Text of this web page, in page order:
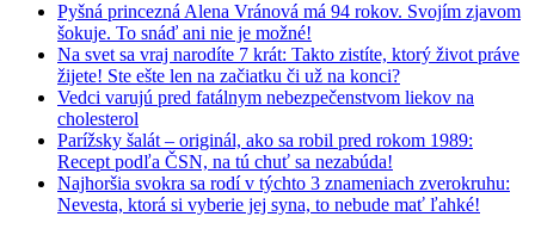
Pyšná princezná Alena Vránová má 94 rokov. Svojím zjavom
šokuje. To snáď ani nie je možné!
Na svet sa vraj narodíte 7 krát: Takto zistíte, ktorý život práve
žijete! Ste ešte len na začiatku či už na konci?
Vedci varujú pred fatálnym nebezpečenstvom liekov na
cholesterol
Parížsky šalát – originál, ako sa robil pred rokom 1989:
Recept podľa ČSN, na tú chuť sa nezabúda!
Najhoršia svokra sa rodí v týchto 3 znameniach zverokruhu:
Nevesta, ktorá si vyberie jej syna, to nebude mať ľahké!